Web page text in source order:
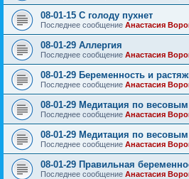
08-01-15 С голоду пухнет
Последнее сообщение Анастасия
08-01-29 Аллергия
Последнее сообщение Анастасия
08-01-29 Беременность и
Последнее сообщение Анастасия
08-01-29 Медитация по
Последнее сообщение Анастасия
08-01-29 Медитация по
Последнее сообщение Анастасия
08-01-29 Правильная
Последнее сообщение Анастасия